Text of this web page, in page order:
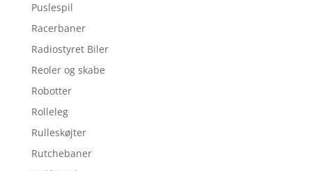
Puslespil
Racerbaner
Radiostyret Biler
Reoler og skabe
Robotter
Rolleleg
Rulleskøjter
Rutchebaner